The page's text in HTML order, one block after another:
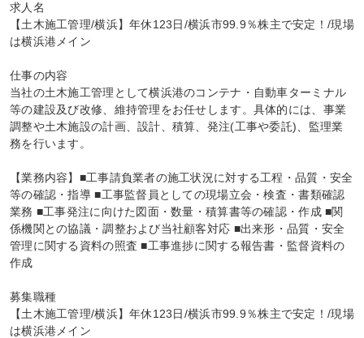
求人名
【土木施工管理/横浜】年休123日/横浜市99.9％株主で安定！/現場
は横浜港メイン
仕事の内容
当社の土木施工管理として横浜港のコンテナ・自動車ターミナル
等の建設及び改修、維持管理をお任せします。具体的には、事業
調整や土木施設の計画、設計、積算、発注(工事や委託)、監理業
務を行います。
【業務内容】■工事請負業者の施工状況に対する工程・品質・安全
等の確認・指導 ■工事監督員としての現場立会・検査・書類確認
業務 ■工事発注に向けた図面・数量・積算書等の確認・作成 ■関
係機関との協議・調整および当社顧客対応 ■出来形・品質・安全
管理に関する資料の照査 ■工事進捗に関する報告書・監督資料の
作成
募集職種
【土木施工管理/横浜】年休123日/横浜市99.9％株主で安定！/現場
は横浜港メイン